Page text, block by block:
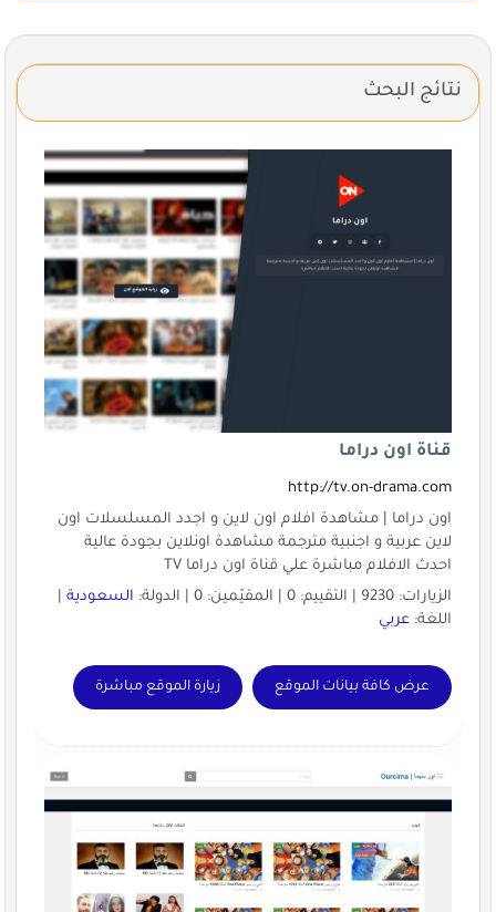
نتائج البحث
قناة اون دراما
http://tv.on-drama.com
اون دراما | مشاهدة افلام اون لاين و اجدد المسلسلات اون
لاين عربية و اجنبية مترجمة مشاهدة اونلاين بجودة عالية
احدث الافلام مباشرة علي قناة اون دراما TV
الزيارات: 9230 | التقييم: 0 | المقيّمين: 0 | الدولة:
السعودية|
اللغة: عربي
عرض كافة بيانات الموقع زيارة الموقع مباشرة